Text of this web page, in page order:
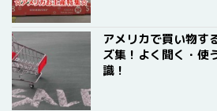
アメリカで買い物す
ズ集！よく聞く・使
識！